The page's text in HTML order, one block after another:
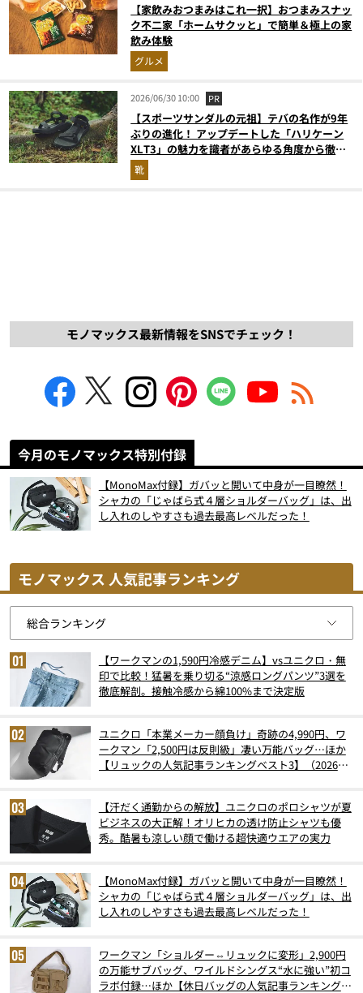
【家飲みおつまみはこれ一択】おつまみスナッ
ク不二家「ホームサクッと」で簡単＆極上の家
飲み体験
グルメ
2026/06/30 10:00 PR
【スポーツサンダルの元祖】テバの名作が9年
ぶりの進化！ アップデートした「ハリケーン
XLT3」の魅力を識者があらゆる角度から徹底
解説！
靴
モノマックス最新情報をSNSでチェック！
今月のモノマックス特別付録
【MonoMax付録】ガバッと開いて中身が一目瞭然！
シャカの「じゃばら式４層ショルダーバッグ」は、出
し入れのしやすさも過去最高レベルだった！
モノマックス 人気記事ランキング
【ワークマンの1,590円冷感デニム】vsユニクロ・無
印で比較！猛暑を乗り切る“涼感ロングパンツ”3選を
徹底解剖。接触冷感から綿100%まで決定版
ユニクロ「本業メーカー顔負け」奇跡の4,990円、ワ
ークマン「2,500円は反則級」凄い万能バッグ…ほか
【リュックの人気記事ランキングベスト3】（2026年
【汗だく通勤からの解放】ユニクロのポロシャツが夏
ビジネスの大正解！オリヒカの透け防止シャツも優
秀。酷暑も涼しい顔で働ける超快適ウエアの実力
【MonoMax付録】ガバッと開いて中身が一目瞭然！
シャカの「じゃばら式４層ショルダーバッグ」は、出
し入れのしやすさも過去最高レベルだった！
ワークマン「ショルダー⇔リュックに変形」2,900円
の万能サブバッグ、ワイルドシングス“水に強い”初コ
ラボ付録…ほか【休日バッグの人気記事ランキングベ